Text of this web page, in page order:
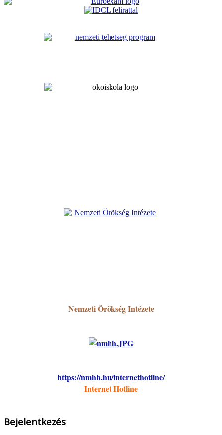
Nemzeti Örökség Intézete
https://nmhh.hu/internethotline/
Internet Hotline
Bejelentkezés